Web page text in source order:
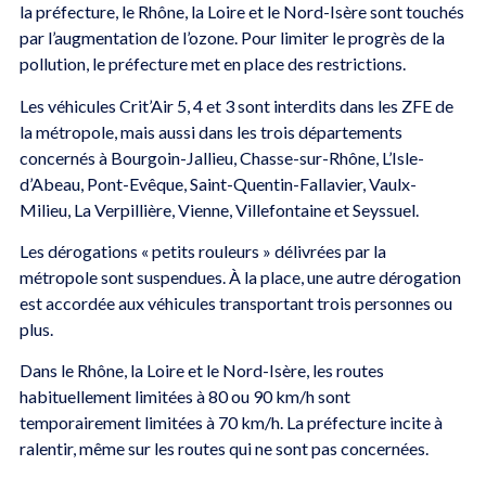
la préfecture, le Rhône, la Loire et le Nord-Isère sont touchés
par l’augmentation de l’ozone. Pour limiter le progrès de la
pollution, le préfecture met en place des restrictions.
Les véhicules Crit’Air 5, 4 et 3 sont interdits dans les ZFE de
la métropole, mais aussi dans les trois départements
concernés à Bourgoin-Jallieu, Chasse-sur-Rhône, L’Isle-
d’Abeau, Pont-Evêque, Saint-Quentin-Fallavier, Vaulx-
Milieu, La Verpillière, Vienne, Villefontaine et Seyssuel.
Les dérogations « petits rouleurs » délivrées par la
métropole sont suspendues. À la place, une autre dérogation
est accordée aux véhicules transportant trois personnes ou
plus.
Dans le Rhône, la Loire et le Nord-Isère, les routes
habituellement limitées à 80 ou 90 km/h sont
temporairement limitées à 70 km/h. La préfecture incite à
ralentir, même sur les routes qui ne sont pas concernées.